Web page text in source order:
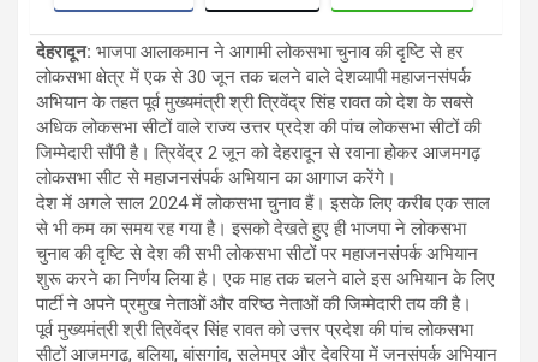
देहरादून: भाजपा आलाकमान ने आगामी लोकसभा चुनाव की दृष्टि से हर
लोकसभा क्षेत्र में एक से 30 जून तक चलने वाले देशव्यापी महाजनसंपर्क
अभियान के तहत पूर्व मुख्यमंत्री श्री त्रिवेंद्र सिंह रावत को देश के सबसे
अधिक लोकसभा सीटों वाले राज्य उत्तर प्रदेश की पांच लोकसभा सीटों की
जिम्मेदारी सौंपी है। त्रिवेंद्र 2 जून को देहरादून से रवाना होकर आजमगढ़
लोकसभा सीट से महाजनसंपर्क अभियान का आगाज करेंगे।
देश में अगले साल 2024 में लोकसभा चुनाव हैं। इसके लिए करीब एक साल
से भी कम का समय रह गया है। इसको देखते हुए ही भाजपा ने लोकसभा
चुनाव की दृष्टि से देश की सभी लोकसभा सीटों पर महाजनसंपर्क अभियान
शुरू करने का निर्णय लिया है। एक माह तक चलने वाले इस अभियान के लिए
पार्टी ने अपने प्रमुख नेताओं और वरिष्ठ नेताओं की जिम्मेदारी तय की है।
पूर्व मुख्यमंत्री श्री त्रिवेंद्र सिंह रावत को उत्तर प्रदेश की पांच लोकसभा
सीटों आजमगढ़, बलिया, बांसगांव, सलेमपुर और देवरिया में जनसंपर्क अभियान